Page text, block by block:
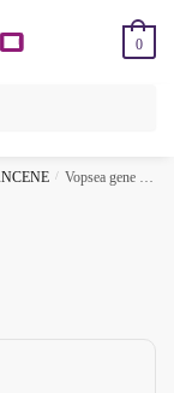
0
ȘI REDUCERI
/ Vopsea gene si sprâncene Apraise Dark Brown 3 20 ml